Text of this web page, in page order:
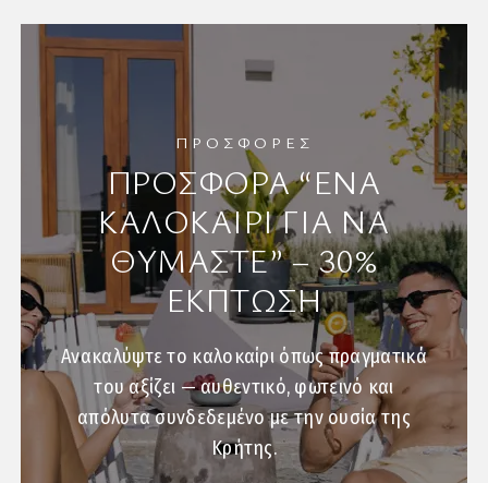
ΠΡΟΣΦΟΡΕΣ
ΠΡΟΣΦΟΡΑ “ΈΝΑ
ΚΑΛΟΚΑΙΡΙ ΓΙΑ ΝΑ
ΘΥΜΑΣΤΕ” – 30%
ΕΚΠΤΩΣΗ
Ανακαλύψτε το καλοκαίρι όπως πραγματικά
του αξίζει — αυθεντικό, φωτεινό και
απόλυτα συνδεδεμένο με την ουσία της
Κρήτης.